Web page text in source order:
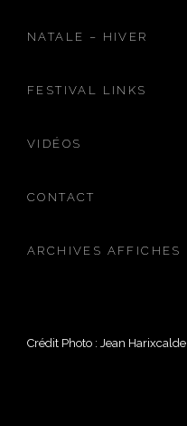
NATALE – HIVER
FESTIVAL LINKS
VIDÉOS
CONTACT
ARCHIVES AFFICHES
Crédit Photo : Jean Harixcalde